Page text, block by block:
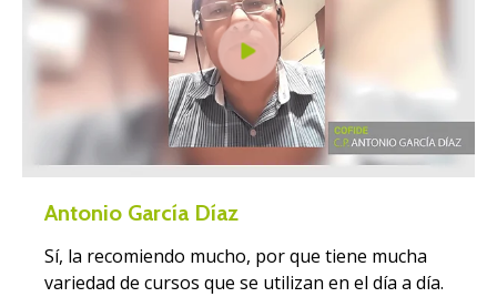
Antonio García Díaz
Sí, la recomiendo mucho, por que tiene mucha
variedad de cursos que se utilizan en el día a día.